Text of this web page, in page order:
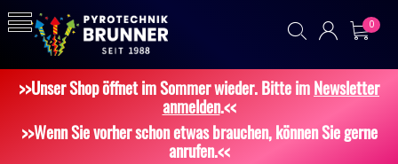
0
>>Unser Shop öffnet im Sommer wieder. Bitte imNewsletter
anmelden.<<
>>Wenn Sie vorher schon etwas brauchen, können Sie gerne
anrufen.<<